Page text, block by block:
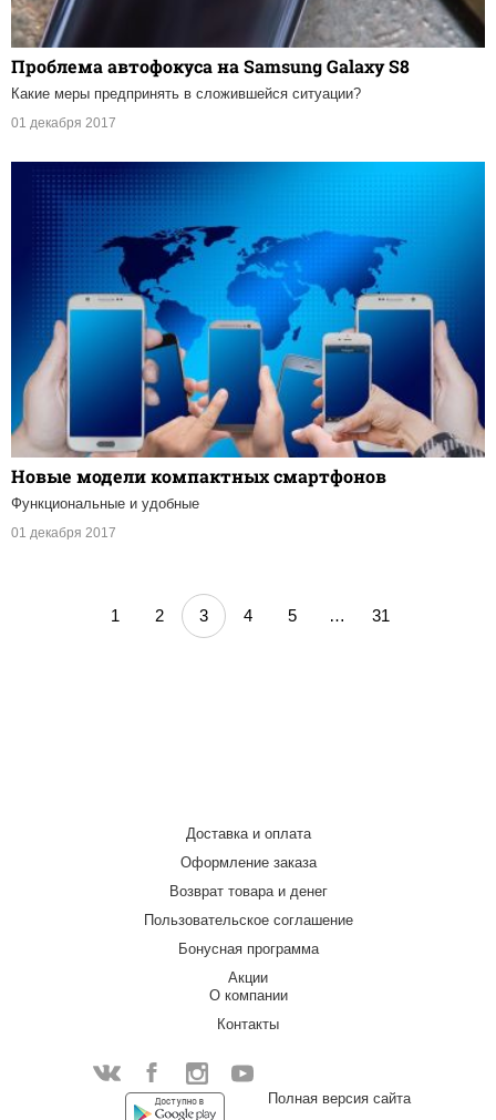
Проблема автофокуса на Samsung Galaxy S8
Какие меры предпринять в сложившейся ситуации?
01 декабря 2017
Новые модели компактных смартфонов
Функциональные и удобные
01 декабря 2017
1 2 3 4 5 … 31
Доставка и оплата
Оформление заказа
Возврат товара и денег
Пользовательское соглашение
Бонусная программа
Акции
О компании
Контакты
VkontakteFacebookInstagramYouTubeПолная версия сайта